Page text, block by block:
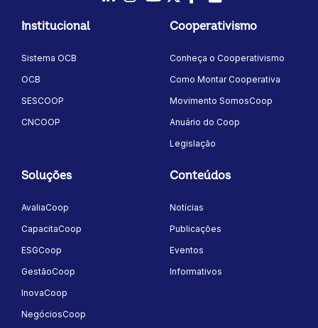
Instagram
YoutubeTwitter/X
Facebook
Institucional
Sistema OCB
OCB
SESCOOP
CNCOOP
Cooperativismo
Conheça o Cooperativismo
Como Montar Cooperativa
Movimento SomosCoop
Anuário do Coop
Legislação
Soluções
AvaliaCoop
CapacitaCoop
ESGCoop
GestãoCoop
InovaCoop
NegóciosCoop
Conteúdos
Notícias
Publicações
Eventos
Informativos